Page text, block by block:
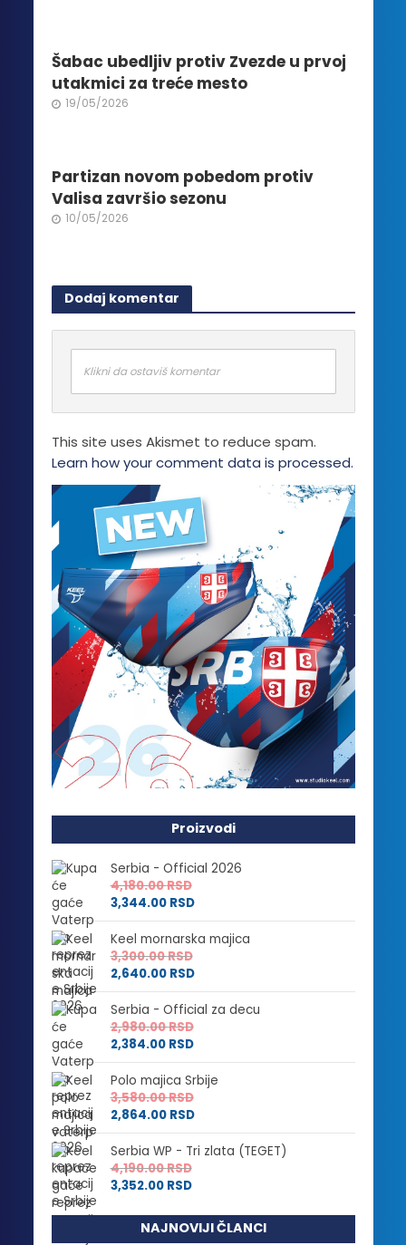
Šabac ubedljiv protiv Zvezde u prvoj
utakmici za treće mesto
19/05/2026
Partizan novom pobedom protiv
Valisa završio sezonu
10/05/2026
Dodaj komentar
Klikni da ostaviš komentar
This site uses Akismet to reduce spam.
Learn how your comment data is processed.
Proizvodi
Serbia - Official 2026
4,180.00RSD
3,344.00 RSD
Keel mornarska majica
3,300.00RSD
2,640.00 RSD
Serbia - Official za decu
2,980.00RSD
2,384.00 RSD
Polo majica Srbije
3,580.00RSD
2,864.00 RSD
Serbia WP - Tri zlata (TEGET)
4,190.00RSD
3,352.00 RSD
NAJNOVIJI ČLANCI